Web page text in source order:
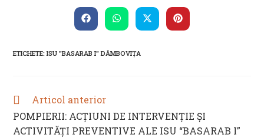
THIS
CONTENT
Opens
in
window
Opens
in
window
Opens
in
Opens
in
ETICHETE:ISU "BASARAB I" DÂMBOVIȚA
READ
ARTICLES
Articol anterior
POMPIERII: ACŢIUNI DE INTERVENŢIE ŞI
ACTIVITĂŢI PREVENTIVE ALE ISU “BASARAB I”